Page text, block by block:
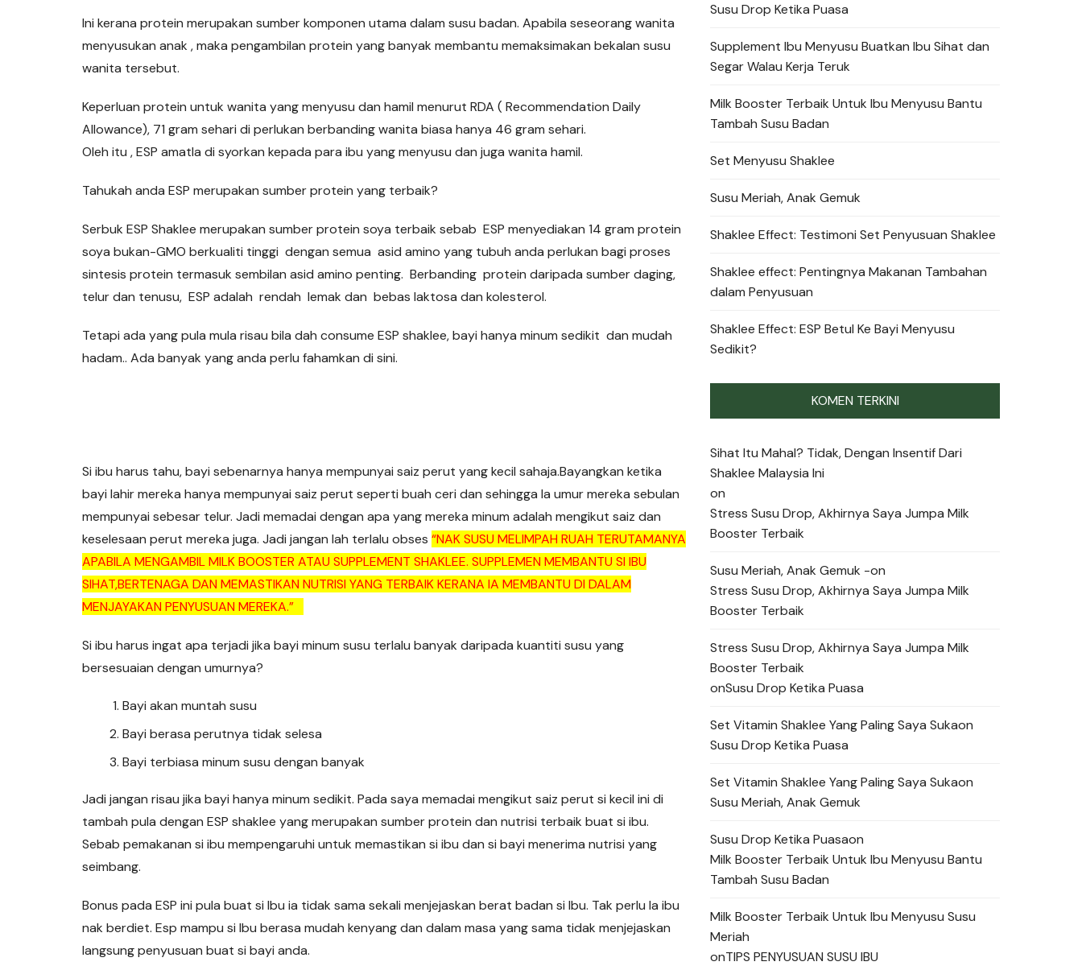
Ini kerana protein merupakan sumber komponen utama dalam susu badan. Apabila seseorang wanita
menyusukan anak , maka pengambilan protein yang banyak membantu memaksimakan bekalan susu
wanita tersebut.
Keperluan protein untuk wanita yang menyusu dan hamil menurut RDA ( Recommendation Daily
Allowance), 71 gram sehari di perlukan berbanding wanita biasa hanya 46 gram sehari.
Oleh itu , ESP amatla di syorkan kepada para ibu yang menyusu dan juga wanita hamil.
Tahukah anda ESP merupakan sumber protein yang terbaik?
Serbuk ESP Shaklee merupakan sumber protein soya terbaik sebab ESP menyediakan 14 gram protein
soya bukan-GMO berkualiti tinggi dengan semua asid amino yang tubuh anda perlukan bagi proses
sintesis protein termasuk sembilan asid amino penting. Berbanding protein daripada sumber daging,
telur dan tenusu, ESP adalah rendah lemak dan bebas laktosa dan kolesterol.
Tetapi ada yang pula mula risau bila dah consume ESP shaklee, bayi hanya minum sedikit dan mudah
hadam.. Ada banyak yang anda perlu fahamkan di sini.
Si ibu harus tahu, bayi sebenarnya hanya mempunyai saiz perut yang kecil sahaja.Bayangkan ketika
bayi lahir mereka hanya mempunyai saiz perut seperti buah ceri dan sehingga la umur mereka sebulan
mempunyai sebesar telur. Jadi memadai dengan apa yang mereka minum adalah mengikut saiz dan
keselesaan perut mereka juga. Jadi jangan lah terlalu obses “NAK SUSU MELIMPAH RUAH TERUTAMANYA
APABILA MENGAMBIL MILK BOOSTER ATAU SUPPLEMENT SHAKLEE. SUPPLEMEN MEMBANTU SI IBU
SIHAT,BERTENAGA DAN MEMASTIKAN NUTRISI YANG TERBAIK KERANA IA MEMBANTU DI DALAM
MENJAYAKAN PENYUSUAN MEREKA.”
Si ibu harus ingat apa terjadi jika bayi minum susu terlalu banyak daripada kuantiti susu yang
bersesuaian dengan umurnya?
Bayi akan muntah susu
Bayi berasa perutnya tidak selesa
Bayi terbiasa minum susu dengan banyak
Jadi jangan risau jika bayi hanya minum sedikit. Pada saya memadai mengikut saiz perut si kecil ini di
tambah pula dengan ESP shaklee yang merupakan sumber protein dan nutrisi terbaik buat si ibu.
Sebab pemakanan si ibu mempengaruhi untuk memastikan si ibu dan si bayi menerima nutrisi yang
seimbang.
Bonus pada ESP ini pula buat si Ibu ia tidak sama sekali menjejaskan berat badan si Ibu. Tak perlu la ibu
nak berdiet. Esp mampu si Ibu berasa mudah kenyang dan dalam masa yang sama tidak menjejaskan
langsung penyusuan buat si bayi anda.
Susu Drop Ketika Puasa
Supplement Ibu Menyusu Buatkan Ibu Sihat dan
Segar Walau Kerja Teruk
Milk Booster Terbaik Untuk Ibu Menyusu Bantu
Tambah Susu Badan
Set Menyusu Shaklee
Susu Meriah, Anak Gemuk
Shaklee Effect: Testimoni Set Penyusuan Shaklee
Shaklee effect: Pentingnya Makanan Tambahan
dalam Penyusuan
Shaklee Effect: ESP Betul Ke Bayi Menyusu
Sedikit?
KOMEN TERKINI
Sihat Itu Mahal? Tidak, Dengan Insentif Dari
Shaklee Malaysia Ini
on
Stress Susu Drop, Akhirnya Saya Jumpa Milk
Booster Terbaik
Susu Meriah, Anak Gemuk -on
Stress Susu Drop, Akhirnya Saya Jumpa Milk
Booster Terbaik
Stress Susu Drop, Akhirnya Saya Jumpa Milk
Booster Terbaik
onSusu Drop Ketika Puasa
Set Vitamin Shaklee Yang Paling Saya Sukaon
Susu Drop Ketika Puasa
Set Vitamin Shaklee Yang Paling Saya Sukaon
Susu Meriah, Anak Gemuk
Susu Drop Ketika Puasaon
Milk Booster Terbaik Untuk Ibu Menyusu Bantu
Tambah Susu Badan
Milk Booster Terbaik Untuk Ibu Menyusu Susu
Meriah
onTIPS PENYUSUAN SUSU IBU